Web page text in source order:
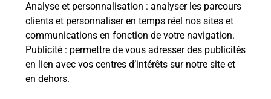
Analyse et personnalisation : analyser les parcours
clients et personnaliser en temps réel nos sites et
communications en fonction de votre navigation.
Publicité : permettre de vous adresser des publicités
en lien avec vos centres d’intérêts sur notre site et
en dehors.
Besoin d’un système de téléassistance à l’intérieur
et/ou à l’extérieur de votre domicile ? Découvrez
les offres téléalarme dans votre bureau de Poste à
LE VIGAN.